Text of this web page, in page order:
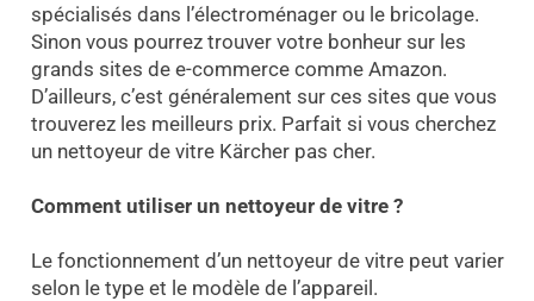
spécialisés dans l’électroménager ou le bricolage.
Sinon vous pourrez trouver votre bonheur sur les
grands sites de e-commerce comme Amazon.
D’ailleurs, c’est généralement sur ces sites que vous
trouverez les meilleurs prix. Parfait si vous cherchez
un nettoyeur de vitre Kärcher pas cher.
Comment utiliser un nettoyeur de vitre ?
Le fonctionnement d’un nettoyeur de vitre peut varier
selon le type et le modèle de l’appareil.